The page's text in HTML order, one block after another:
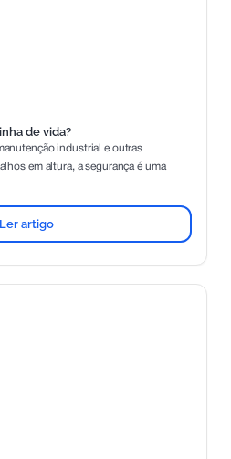
de vida?
industrial e outras
em altura, a segurança é uma
Ler artigo